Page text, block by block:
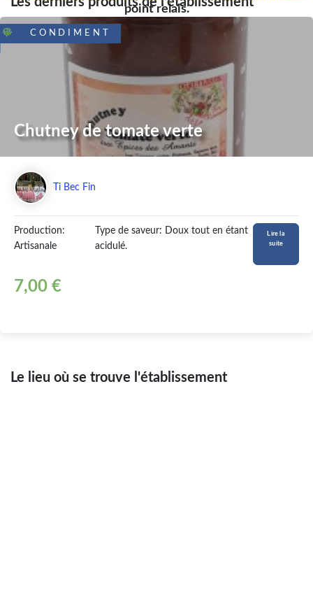
point relais.
CONDIMENT
Chutney de tomate verte
Ti Bec Fin
Production:
Artisanale
Type de saveur: Doux tout en étant
acidulé.
Lire la
suite
7,00 €
Le lieu où se trouve l'établissement